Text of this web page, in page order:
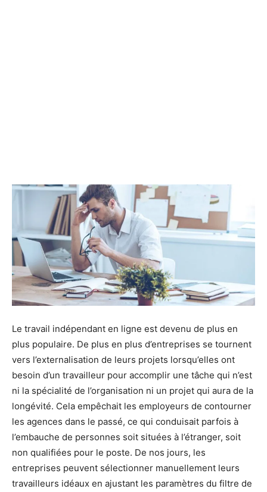
Le travail indépendant en ligne est devenu de plus en
plus populaire. De plus en plus d’entreprises se tournent
vers l’externalisation de leurs projets lorsqu’elles ont
besoin d’un travailleur pour accomplir une tâche qui n’est
ni la spécialité de l’organisation ni un projet qui aura de la
longévité. Cela empêchait les employeurs de contourner
les agences dans le passé, ce qui conduisait parfois à
l’embauche de personnes soit situées à l’étranger, soit
non qualifiées pour le poste. De nos jours, les
entreprises peuvent sélectionner manuellement leurs
travailleurs idéaux en ajustant les paramètres du filtre de